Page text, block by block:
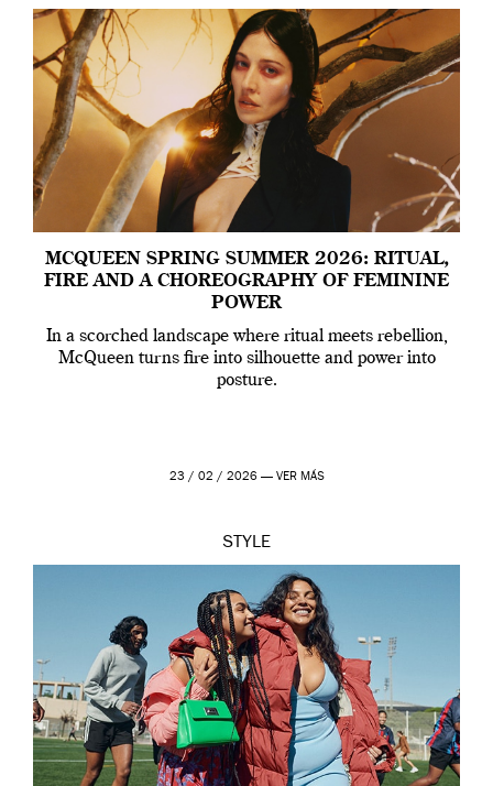
MCQUEEN SPRING SUMMER 2026: RITUAL,
FIRE AND A CHOREOGRAPHY OF FEMININE
POWER
In a scorched landscape where ritual meets rebellion,
McQueen turns fire into silhouette and power into
posture.
23 / 02 / 2026 — VER MÁS
STYLE